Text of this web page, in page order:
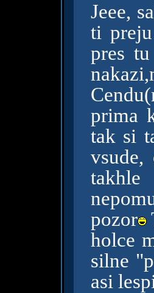
Jeee,
ti
pres
prima
tak si
vsude,
pozor
holce
silne
asi